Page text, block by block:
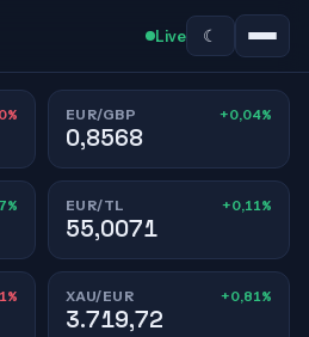
Live ☾
EUR/GBP +0,04%
0,8568
EUR/TL +0,11%
55,0071
XAU/EUR +0,81%
3.719,72